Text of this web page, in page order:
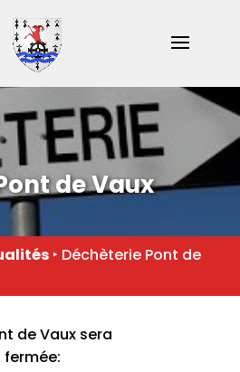
de Vaux
‣ Déchèterie Pont de
de Vaux sera